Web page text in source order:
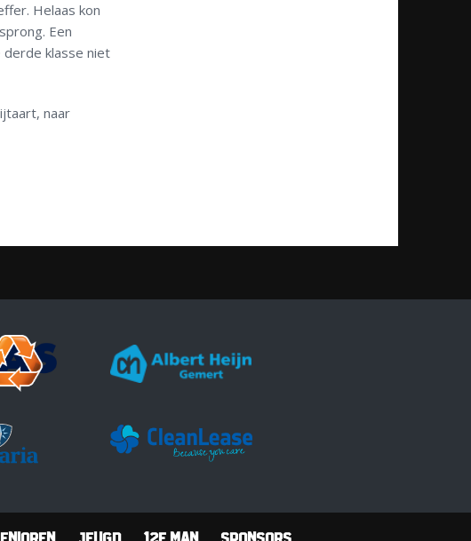
Helaas kon
Een
derde klasse niet
naar